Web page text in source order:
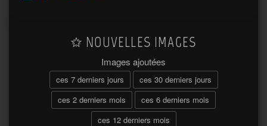
NOUVELLES IMAGES
Images ajoutées
ces 7 derniers jours
ces 30 derniers jours
ces 2 derniers mois
ces 6 derniers mois
ces 12 derniers mois